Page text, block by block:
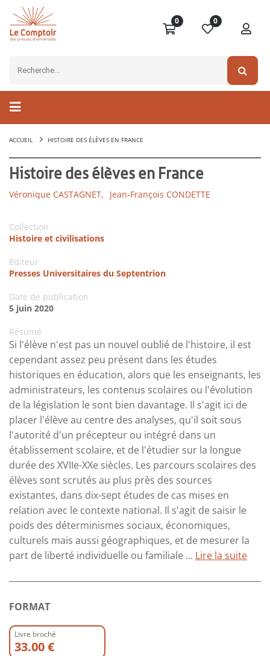
0 0
ACCUEIL HISTOIRE DES ÉLÈVES EN FRANCE
Histoire des élèves en France
Véronique CASTAGNET, Jean-François CONDETTE
Collection
Histoire et civilisations
Editeur
Presses Universitaires du Septentrion
Date de publication
5 juin 2020
Résumé
Si l'élève n'est pas un nouvel oublié de l'histoire, il est
cependant assez peu présent dans les études
historiques en éducation, alors que les enseignants, les
administrateurs, les contenus scolaires ou l'évolution
de la législation le sont bien davantage. Il s'agit ici de
placer l'élève au centre des analyses, qu'il soit sous
l'autorité d'un précepteur ou intégré dans un
établissement scolaire, et de l'étudier sur la longue
durée des XVIIe-XXe siècles. Les parcours scolaires des
élèves sont scrutés au plus près des sources
existantes, dans dix-sept études de cas mises en
relation avec le contexte national. Il s'agit de saisir le
poids des déterminismes sociaux, économiques,
culturels mais aussi géographiques, et de mesurer la
part de liberté individuelle ou familiale ... Lire la suite
FORMAT
Livre broché
33.00 €